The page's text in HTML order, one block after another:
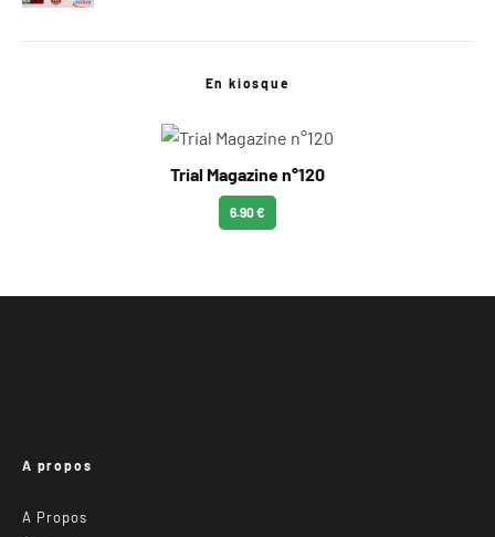
En kiosque
Trial Magazine n°120
6.90 €
A propos
A Propos